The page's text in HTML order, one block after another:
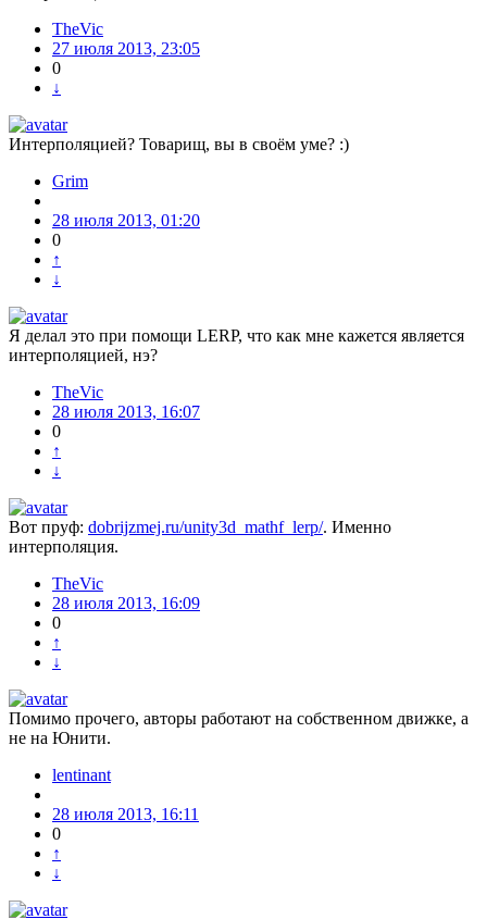
TheVic
27 июля 2013, 23:05
0
↓
Интерполяцией? Товарищ, вы в своём уме? :)
Grim
28 июля 2013, 01:20
0
↑
↓
Я делал это при помощи LERP, что как мне кажется является
интерполяцией, нэ?
TheVic
28 июля 2013, 16:07
0
↑
↓
Вот пруф: dobrijzmej.ru/unity3d_mathf_lerp/. Именно
интерполяция.
TheVic
28 июля 2013, 16:09
0
↑
↓
Помимо прочего, авторы работают на собственном движке, а
не на Юнити.
lentinant
28 июля 2013, 16:11
0
↑
↓